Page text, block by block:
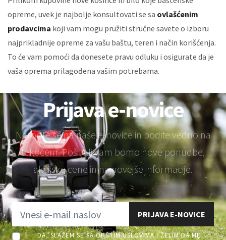
opreme, uvek je najbolje konsultovati se sa ovlašćenim
prodavcima koji vam mogu pružiti stručne savete o izboru
najprikladnije opreme za vašu baštu, teren i način korišćenja.
To će vam pomoći da donesete pravu odluku i osigurate da je
vaša oprema prilagođena vašim potrebama.
Prijava e-novice
Naročite se na naše e-novice in bodite vedno na
tekočem. Pošiljali vam bomo nove ponudbe,
akcijske cene in najnovejše informacije.
PRIJAVA E-NOVICE
DA, SLAŽEM SE SA OPŠTIM USLOVIMA I ŽELIM DA ME